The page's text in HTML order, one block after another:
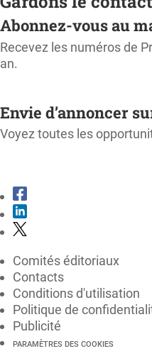
Abonnez-vous au
Recevez les numéros de
an.
Envie d’annoncer
Voyez toutes les
Comités éditoriaux
Contacts
Conditions d'utilisation
Politique de
Publicité
PARAMÈTRES DES COOKIES